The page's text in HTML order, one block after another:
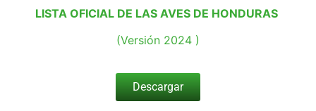
LISTA OFICIAL DE LAS AVES DE HONDURAS
(Versión 2024 )
Descargar